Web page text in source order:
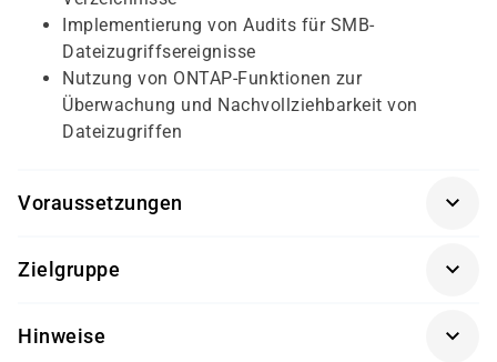
Implementierung von Audits für SMB-
Dateizugriffsereignisse
Nutzung von ONTAP-Funktionen zur
Überwachung und Nachvollziehbarkeit von
Dateizugriffen
Voraussetzungen
grundlegende Kenntnisse in der ONTAP-Administration
Teilnahme am Kurs ONTAP Cluster
Zielgruppe
Administratoren, Architektinnen und Architekten sowie
Hinweise